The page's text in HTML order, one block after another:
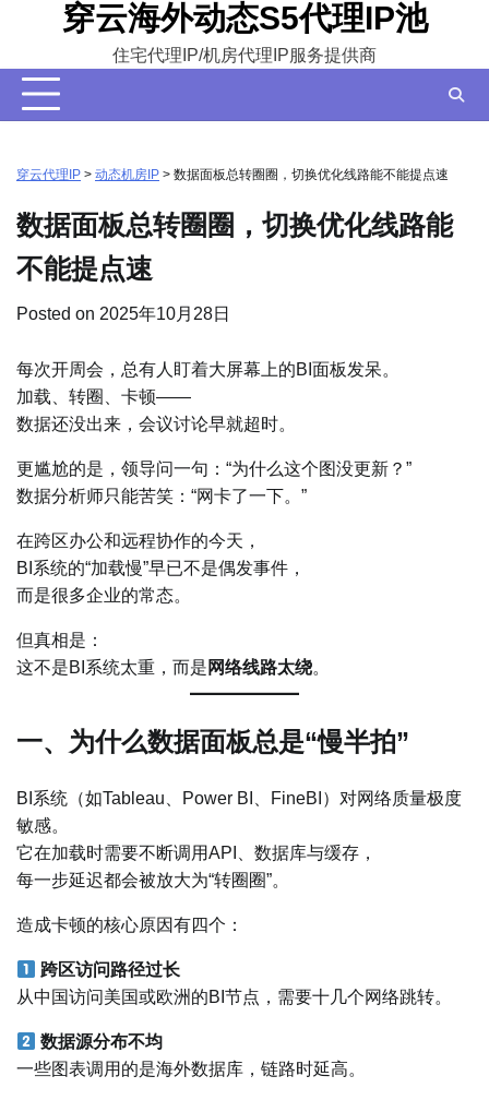
content
穿云海外动态S5代理IP池
住宅代理IP/机房代理IP服务提供商
穿云代理IP > 动态机房IP > 数据面板总转圈圈，切换优化线路能不能提点速
数据面板总转圈圈，切换优化线路能
不能提点速
Posted on 2025年10月28日
每次开周会，总有人盯着大屏幕上的BI面板发呆。
加载、转圈、卡顿——
数据还没出来，会议讨论早就超时。
更尴尬的是，领导问一句：“为什么这个图没更新？”
数据分析师只能苦笑：“网卡了一下。”
在跨区办公和远程协作的今天，
BI系统的“加载慢”早已不是偶发事件，
而是很多企业的常态。
但真相是：
这不是BI系统太重，而是 网络线路太绕。
一、为什么数据面板总是“慢半拍”
BI系统（如Tableau、Power BI、FineBI）对网络质量极度
敏感。
它在加载时需要不断调用API、数据库与缓存，
每一步延迟都会被放大为“转圈圈”。
造成卡顿的核心原因有四个：
跨区访问路径过长
从中国访问美国或欧洲的BI节点，需要十几个网络跳转。
数据源分布不均
一些图表调用的是海外数据库，链路时延高。